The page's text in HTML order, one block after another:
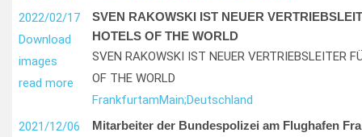
2022/02/17
Download
images
read more
SVEN RAKOWSKI IST NEUER
HOTELS OF THE WORLD
SVEN RAKOWSKI IST NEUER VERTRIEBSLEITER
OF THE WORLD
FrankfurtamMain;Deutschland
2021/12/06
Mitarbeiter der Bundespolizei am Flughafen